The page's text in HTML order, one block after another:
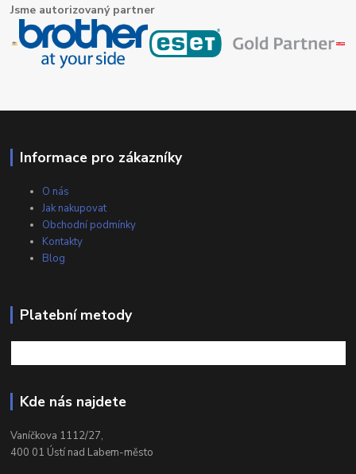
Jsme autorizovaný partner
Informace pro zákazníky
O nás
Jak nakupovat
Obchodní podmínky
Kontakty
Blog
Platební metody
Kde nás najdete
Vaníčkova 1112/27,
400 01 Ústí nad Labem-město